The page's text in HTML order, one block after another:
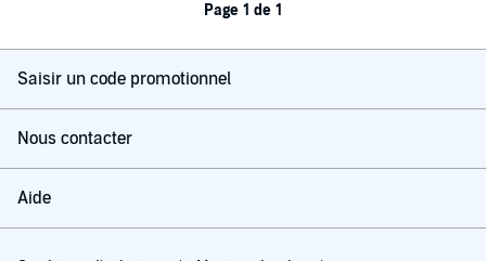
Page 1 de 1
Saisir un code promotionnel
Nous contacter
Aide